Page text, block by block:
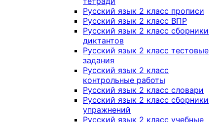
Русский язык 2 класс прописи
Русский язык 2 класс ВПР
Русский язык 2 класс сборники
диктантов
Русский язык 2 класс тестовые
задания
Русский язык 2 класс
контрольные работы
Русский язык 2 класс словари
Русский язык 2 класс сборники
упражнений
Русский язык 2 класс учебные